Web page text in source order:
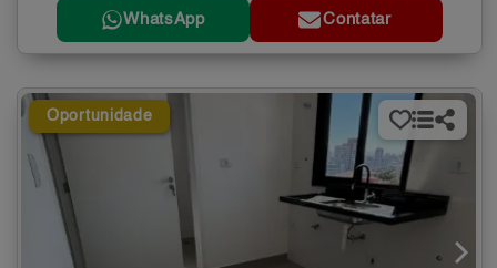
WhatsApp Contatar
Oportunidade